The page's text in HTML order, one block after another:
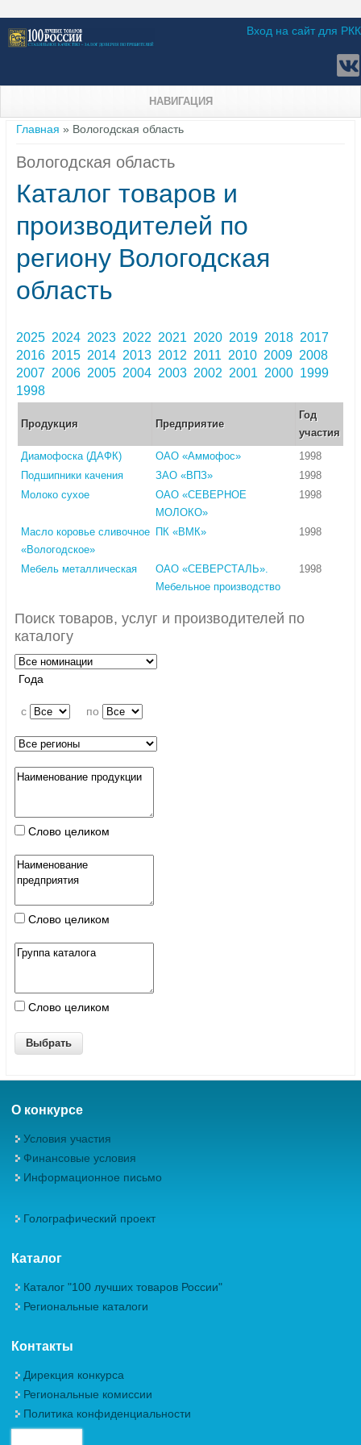
Вход на сайт для РКК
НАВИГАЦИЯ
Вы здесь
Главная » Вологодская область
Вологодская область
Каталог товаров и
производителей по
региону Вологодская
область
2025 2024 2023 2022 2021 2020 2019 2018 2017
2016 2015 2014 2013 2012 2011 2010 2009 2008
2007 2006 2005 2004 2003 2002 2001 2000 1999
1998
Продукция Предприятие
Год
участия
Диамофоска (ДАФК)
ОАО «Аммофос»
1998
Подшипники качения
ЗАО «ВПЗ»
1998
Молоко сухое
ОАО «СЕВЕРНОЕ
МОЛОКО»
1998
Масло коровье сливочное
«Вологодское»
ПК «ВМК» 1998
Мебель металлическая
ОАО «СЕВЕРСТАЛЬ».
Мебельное производство
1998
Поиск товаров, услуг и производителей по
каталогу
Года
c по
Слово целиком
Слово целиком
Слово целиком
О конкурсе
Условия участия
Финансовые условия
Информационное письмо
Голографический проект
Каталог
Каталог "100 лучших товаров России"
Региональные каталоги
Контакты
Дирекция конкурса
Региональные комиссии
Политика конфиденциальности